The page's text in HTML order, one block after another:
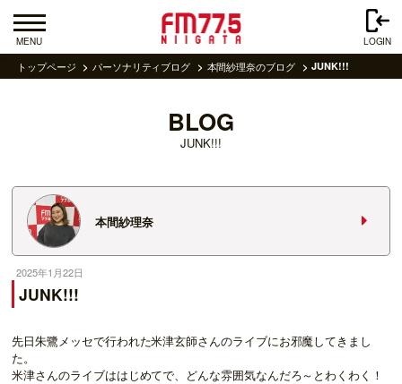
MENU LOGIN
トップページ パーソナリティブログ 本間紗理奈のブログ JUNK!!!
BLOG
JUNK!!!
本間紗理奈
2025年1月22日
JUNK!!!
先日朱鷺メッセで行われた米津玄師さんのライブにお邪魔してきまし
た。
米津さんのライブははじめてで、どんな雰囲気なんだろ～とわくわく！